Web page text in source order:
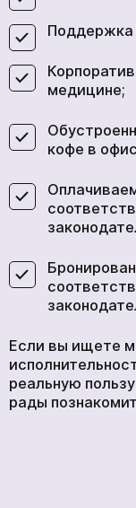
Поддержка
медицине;
кофе в
Если вы ищете
реальную
рады